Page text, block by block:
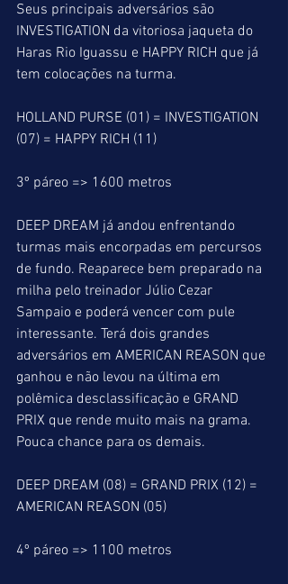
Seus principais adversários são
INVESTIGATION da vitoriosa jaqueta do
Haras Rio Iguassu e HAPPY RICH que já
tem colocações na turma.
HOLLAND PURSE (01) = INVESTIGATION
(07) = HAPPY RICH (11)
3º páreo => 1600 metros
DEEP DREAM já andou enfrentando
turmas mais encorpadas em percursos
de fundo. Reaparece bem preparado na
milha pelo treinador Júlio Cezar
Sampaio e poderá vencer com pule
interessante. Terá dois grandes
adversários em AMERICAN REASON que
ganhou e não levou na última em
polêmica desclassificação e GRAND
PRIX que rende muito mais na grama.
Pouca chance para os demais.
DEEP DREAM (08) = GRAND PRIX (12) =
AMERICAN REASON (05)
4º páreo => 1100 metros